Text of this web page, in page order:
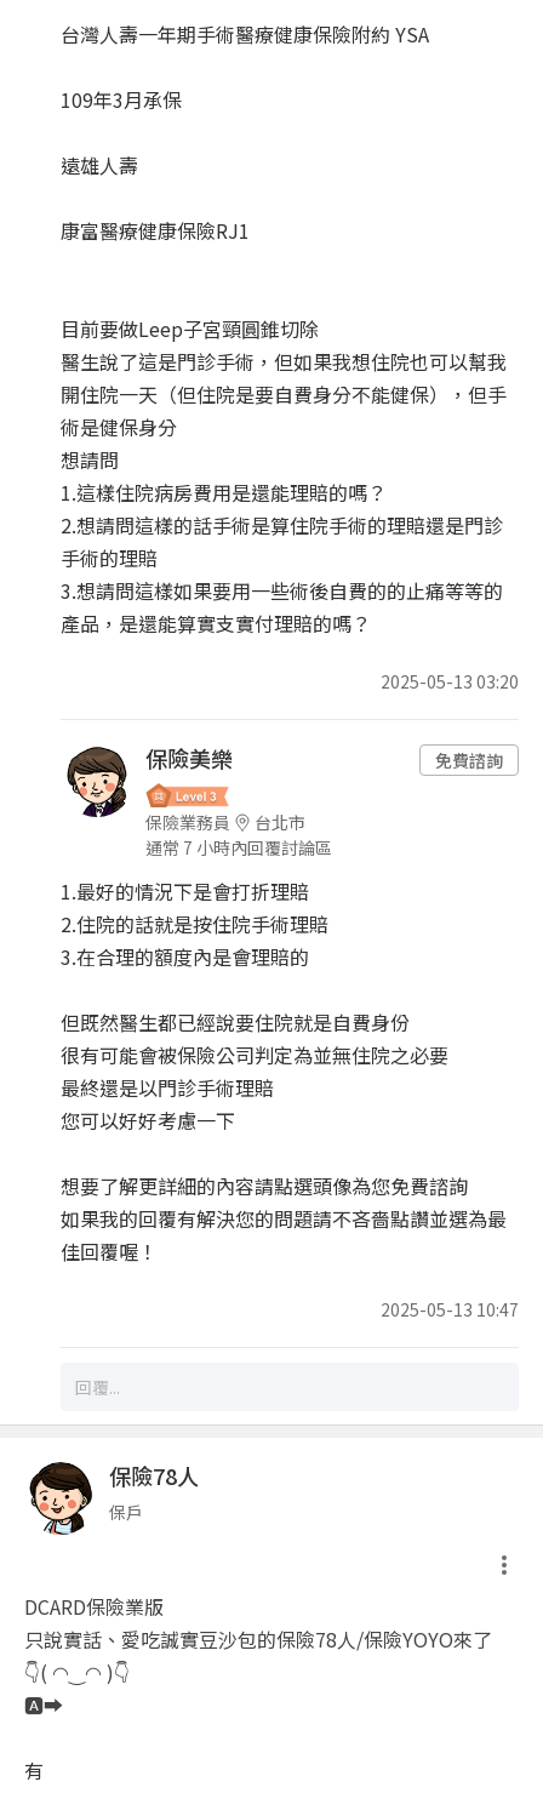
台灣人壽一年期手術醫療健康保險附約 YSA
109年3月承保
遠雄人壽
康富醫療健康保險RJ1
目前要做Leep子宮頸圓錐切除
醫生說了這是門診手術，但如果我想住院也可以幫我
開住院一天（但住院是要自費身分不能健保），但手
術是健保身分
想請問
1.這樣住院病房費用是還能理賠的嗎？
2.想請問這樣的話手術是算住院手術的理賠還是門診
手術的理賠
3.想請問這樣如果要用一些術後自費的的止痛等等的
產品，是還能算實支實付理賠的嗎？
2025-05-13 03:20
保險美樂
保險業務員
台北市
通常 7 小時內回覆討論區
免費諮詢
1.最好的情況下是會打折理賠
2.住院的話就是按住院手術理賠
3.在合理的額度內是會理賠的
但既然醫生都已經說要住院就是自費身份
很有可能會被保險公司判定為並無住院之必要
最終還是以門診手術理賠
您可以好好考慮一下
想要了解更詳細的內容請點選頭像為您免費諮詢
如果我的回覆有解決您的問題請不吝嗇點讚並選為最
佳回覆喔！
2025-05-13 10:47
保險78人
保戶
DCARD保險業版
只說實話、愛吃誠實豆沙包的保險78人/保險YOYO來了
👇( ◠‿◠ )👇
🅰️➡️
有